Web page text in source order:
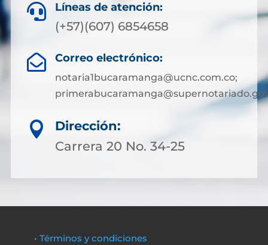
 Líneas de atención:
(+57)(607) 6854658
 Correo electrónico:
notaria1bucaramanga@ucnc.com.co;

Dirección:
Carrera 20 No. 34-25
• Términos y condiciones